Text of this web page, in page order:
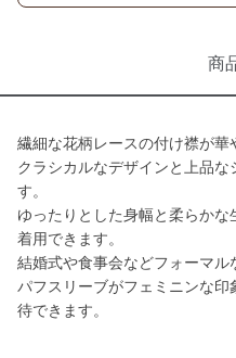
商
繊細な花柄レースの付け襟が華
クラシカルなデザインと上品
す。
ゆったりとした身幅と柔らか
着用できます。
結婚式や食事会などフォーマル
パフスリーブがフェミニンな
待できます。